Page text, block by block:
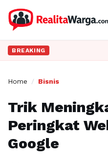
BREAKING
Home / Bisnis
Trik
Peringkat
Google